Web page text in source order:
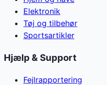
Elektronik
Tøj og tilbehør
Sportsartikler
Hjælp & Support
Fejlrapportering